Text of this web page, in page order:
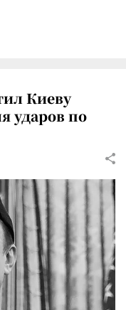
Киеву
ударов по